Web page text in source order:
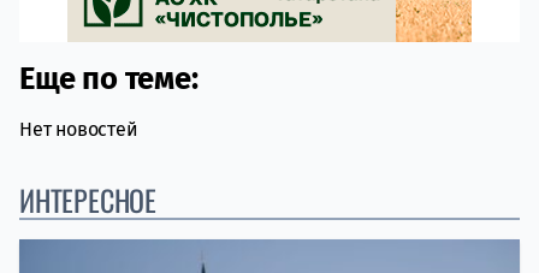
Еще по теме:
Нет новостей
ИНТЕРЕСНОЕ